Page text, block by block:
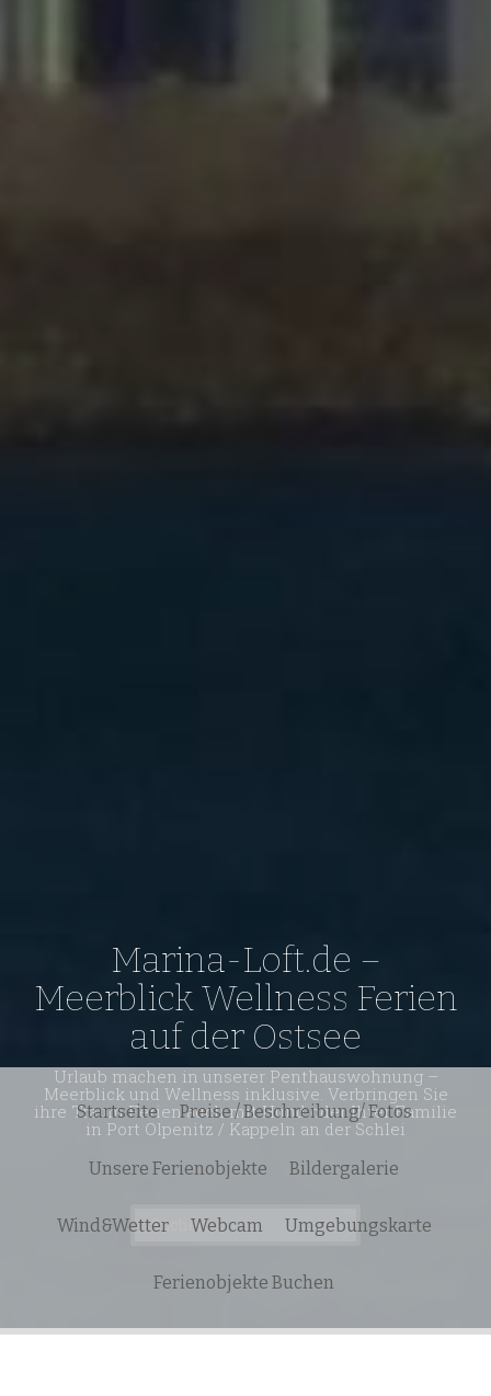
Marina-Loft.de –
Meerblick Wellness Ferien
auf der Ostsee
Urlaub machen in unserer Penthauswohnung –
Meerblick und Wellness inklusive. Verbringen Sie
ihre Traum Ferien auch mit Hund oder Ihrer Familie
in Port Olpenitz / Kappeln an der Schlei
nach:
Startseite Preise / Beschreibung/ Fotos
Unsere Ferienobjekte Bildergalerie
Wind&Wetter Webcam Umgebungskarte
Ferienobjekte Buchen